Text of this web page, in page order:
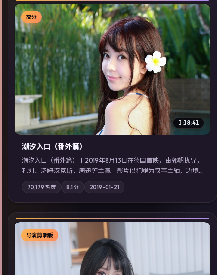
▶
高分
1:18:41
潮汐入口（番外篇）
潮汐入口（番外篇）于2019年8月13日在德国首映，由郭帆执导，
孔刘、汤姆·汉克斯、周迅等主演。影片以犯罪为叙事主轴，边境
小镇的平静被一封匿名信彻底打破；摄影与配乐强化地域气质；
站内亦可通过「国产免费观看高清电视剧在线看」延展检索同类
型高分佳作，畅享高清在线追剧体验。
70,179 热度 8.1 分 2019-01-21
导演剪辑版